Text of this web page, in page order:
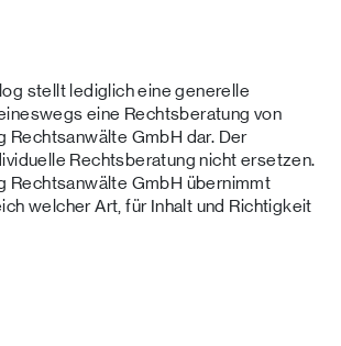
stellt lediglich eine generelle
eine Rechtsberatung von
Rechtsanwälte GmbH dar. Der
Rechtsberatung nicht ersetzen.
Rechtsanwälte GmbH übernimmt
welcher Art, für Inhalt und Richtigkeit